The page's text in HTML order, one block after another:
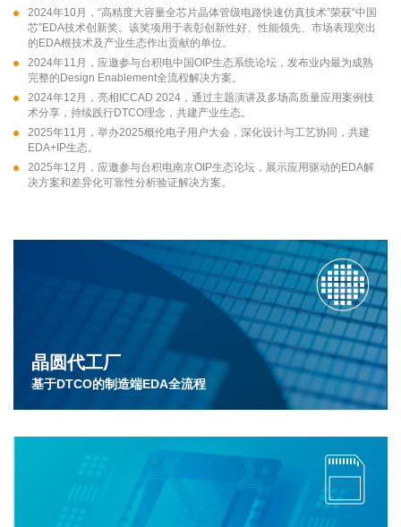
2024年10月，“高精度大容量全芯片晶体管级电路快速仿真技术”荣获“中国
芯”EDA技术创新奖。该奖项用于表彰创新性好、性能领先、市场表现突出
的EDA根技术及产业生态作出贡献的单位。
2024年11月，应邀参与台积电中国OIP生态系统论坛，发布业内最为成熟
完整的Design Enablement全流程解决方案。
2024年12月，亮相ICCAD 2024，通过主题演讲及多场高质量应用案例技
术分享，持续践行DTCO理念，共建产业生态。
2025年11月，举办2025概伦电子用户大会，深化设计与工艺协同，共建
EDA+IP生态。
2025年12月，应邀参与台积电南京OIP生态论坛，展示应用驱动的EDA解
决方案和差异化可靠性分析验证解决方案。
晶圆代工厂
基于DTCO的制造端EDA全流程